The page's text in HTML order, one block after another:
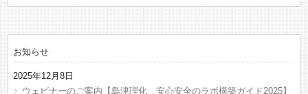
お知らせ
2025年12月8日
ウェビナーのご案内【島津理化 安心安全のラボ構築ガイド2025】